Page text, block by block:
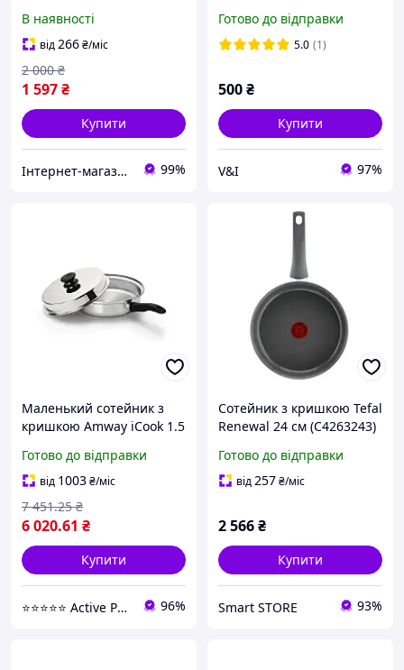
28s
В наявності
від266₴/міс
1 597₴
2 000 ₴
Купити
Інтернет-магазин TopPosud 99%
Готово до відправки
5.0 (1)
500₴
Купити
V&I 97%
Маленький сотейник з
кришкою Amway iCook 1.5
Готово до відправки
від 1003₴/міс
6 020.61 ₴
7 451.25 ₴
Купити
⭐️⭐️⭐️⭐️⭐️ Active Point 96%
Сотейник з кришкою Tefal
Renewal 24 см (C4263243)
Готово до відправки
від257₴/міс
2 566₴
Купити
Smart STORE 93%